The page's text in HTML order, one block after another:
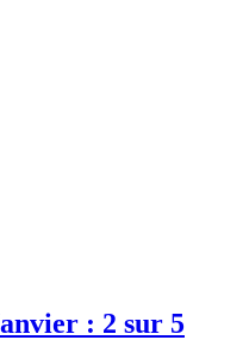
: 2 sur 5